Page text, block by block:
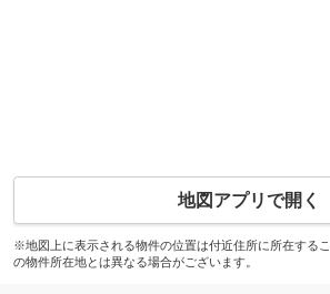
地図アプリで開く
※地図上に表示される物件の位置は付近住所に所在する
の物件所在地とは異なる場合がございます。